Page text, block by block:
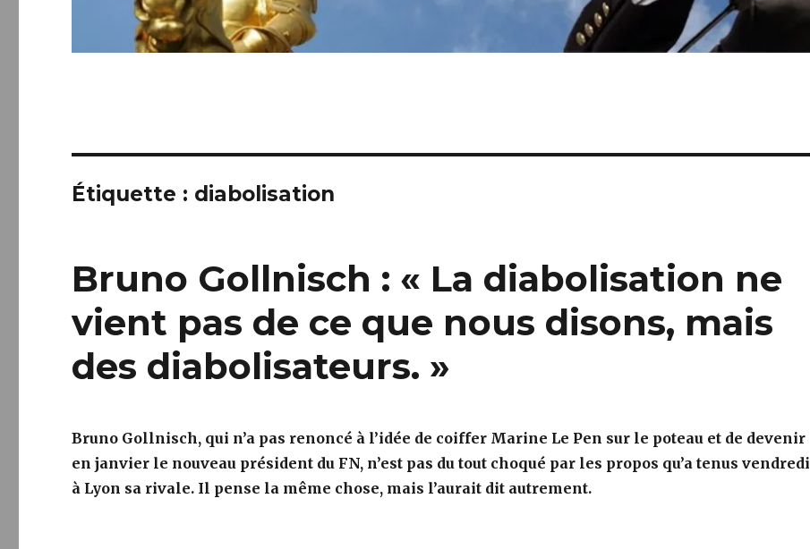
Étiquette : diabolisation
Bruno Gollnisch : « La diabolisation ne
vient pas de ce que nous disons, mais
des diabolisateurs. »
Bruno Gollnisch, qui n’a pas renoncé à l’idée de coiffer Marine Le Pen sur le poteau et de devenir
en janvier le nouveau président du FN, n’est pas du tout choqué par les propos qu’a tenus vendredi
à Lyon sa rivale. Il pense la même chose, mais l’aurait dit autrement.